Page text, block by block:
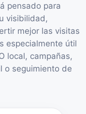
pensado para
visibilidad,
mejor las visitas
especialmente útil
local, campañas,
o seguimiento de